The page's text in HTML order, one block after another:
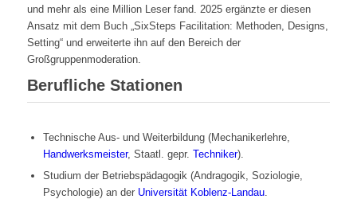
und mehr als eine Million Leser fand. 2025 ergänzte er diesen
Ansatz mit dem Buch „SixSteps Facilitation: Methoden, Designs,
Setting“ und erweiterte ihn auf den Bereich der
Großgruppenmoderation.
Berufliche Stationen
Technische Aus- und Weiterbildung (Mechanikerlehre,
Handwerksmeister, Staatl. gepr. Techniker).
Studium der Betriebspädagogik (Andragogik, Soziologie,
Psychologie) an der Universität Koblenz-Landau.